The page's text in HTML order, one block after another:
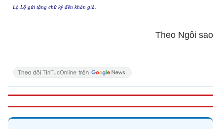
Lộ Lộ gửi tặng chữ ký đến khán giả.
Theo Ngôi sao